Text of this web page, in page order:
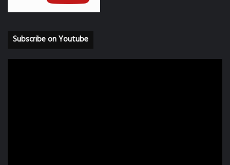
Subscribe on Youtube